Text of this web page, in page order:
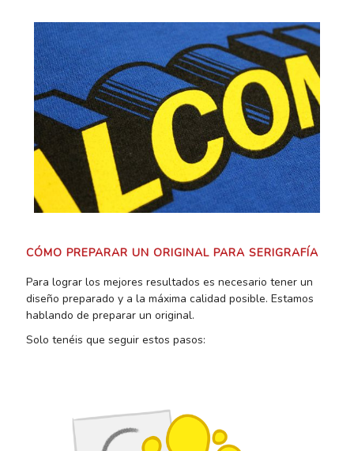
CÓMO PREPARAR UN ORIGINAL PARA SERIGRAFÍA
Para lograr los mejores resultados es necesario tener un
diseño preparado y a la máxima calidad posible. Estamos
hablando de preparar un original.
Solo tenéis que seguir estos pasos: